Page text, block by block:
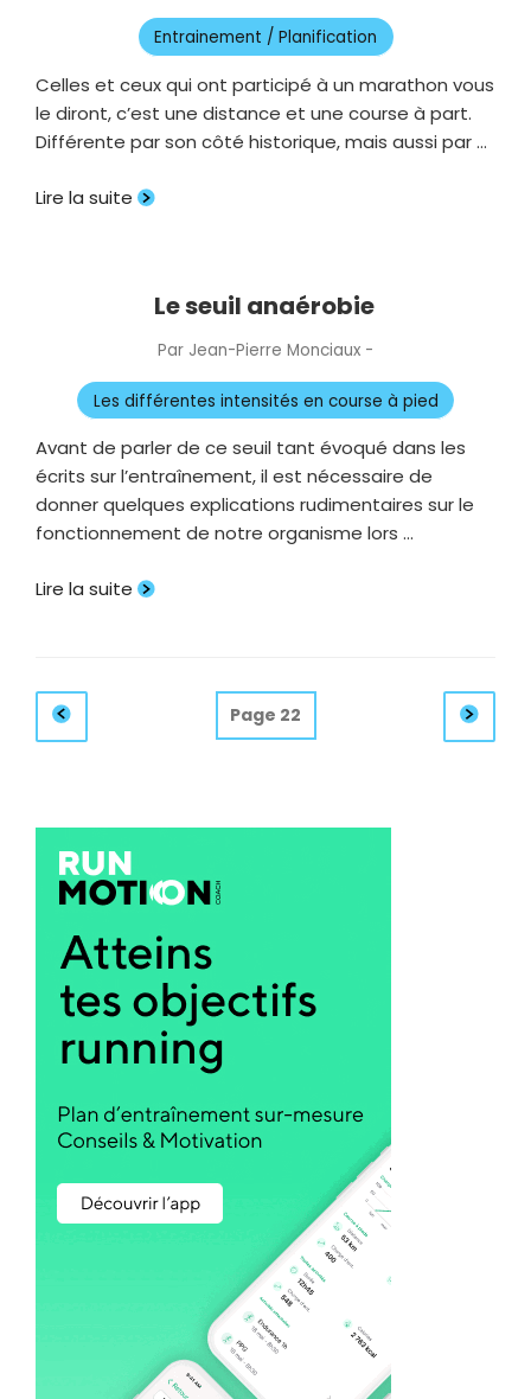
le
Entrainement / Planification
Celles et ceux qui ont participé à un marathon vous
le diront, c’est une distance et une course à part.
Différente par son côté historique, mais aussi par …
Lire la suite
Le seuil anaérobie
Par Jean-Pierre Monciaux -
le
Les différentes intensités en course à pied
Avant de parler de ce seuil tant évoqué dans les
écrits sur l’entraînement, il est nécessaire de
donner quelques explications rudimentaires sur le
fonctionnement de notre organisme lors …
Lire la suite
Pagination
desprécédente
Page 22